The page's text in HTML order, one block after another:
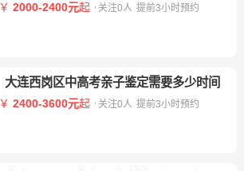
￥ 2000-2400元起 关注0人 提前3小时预约
大连西岗区中高考亲子鉴定需要多少时间
￥ 2400-3600元起 关注0人 提前3小时预约